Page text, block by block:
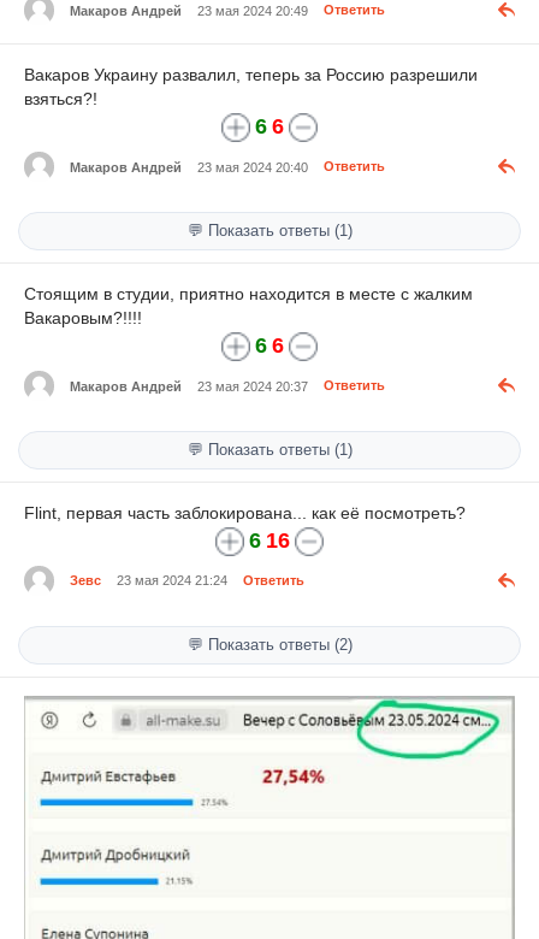
Макаров Андрей 23 мая 2024 20:49 Ответить
Вакаров Украину развалил, теперь за Россию разрешили
взяться?!
6 6
Макаров Андрей 23 мая 2024 20:40 Ответить
💬 Показать ответы (1)
Стоящим в студии, приятно находится в месте с жалким
Вакаровым?!!!!
6 6
Макаров Андрей 23 мая 2024 20:37 Ответить
💬 Показать ответы (1)
Flint, первая часть заблокирована... как её посмотреть?
6 16
Зевс 23 мая 2024 21:24 Ответить
💬 Показать ответы (2)